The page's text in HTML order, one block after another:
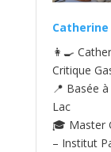
👩‍🍳
Critique
📍 Basée
Lac
🎓 Master
– Institut